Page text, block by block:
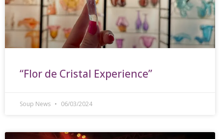
“Flor de Cristal Experience”
Soup News 06/03/2024